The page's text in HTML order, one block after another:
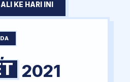
KE HARI INI
2021